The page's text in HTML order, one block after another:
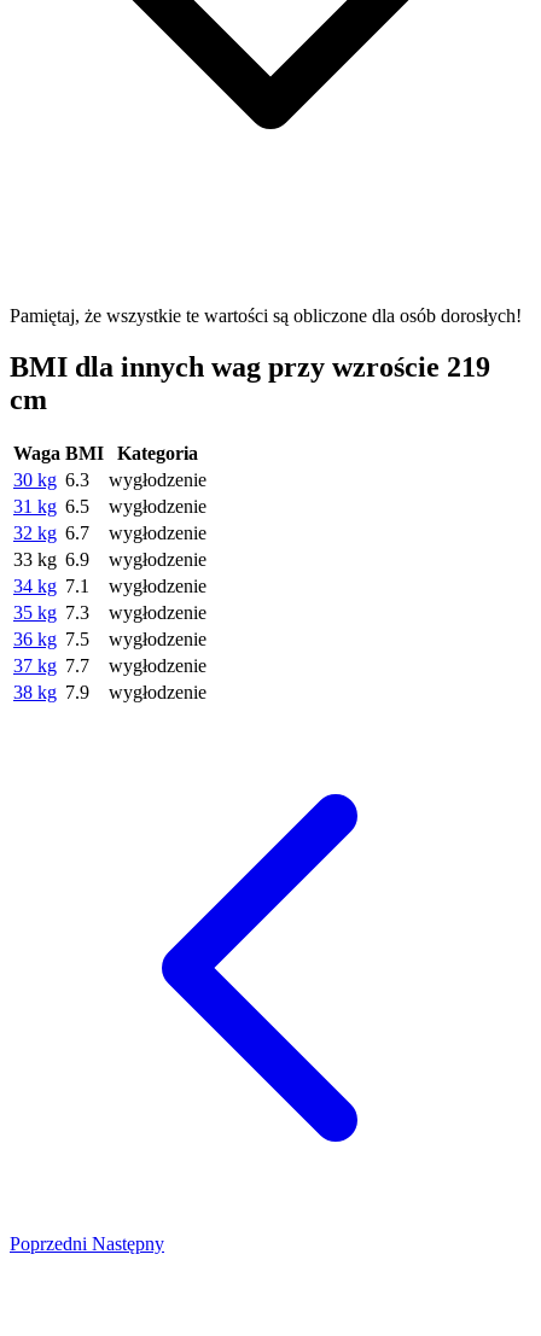
Pamiętaj, że wszystkie te wartości są obliczone dla osób dorosłych!
BMI dla innych wag przy wzroście 219
cm
Waga BMI
Kategoria
30 kg 6.3
wygłodzenie
31 kg 6.5
wygłodzenie
32 kg 6.7
wygłodzenie
33 kg 6.9
wygłodzenie
34 kg 7.1
wygłodzenie
35 kg 7.3
wygłodzenie
36 kg 7.5
wygłodzenie
37 kg 7.7
wygłodzenie
38 kg 7.9 wygłodzenie
Poprzedni Następny